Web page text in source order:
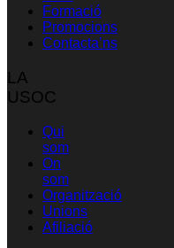
Formació
Promocions
Contacta’ns
LA
USOC
Qui
som
On
som
Organització
Unions
Afiliació